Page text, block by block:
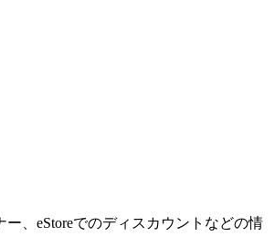
、eStoreでのディスカウントなどの情